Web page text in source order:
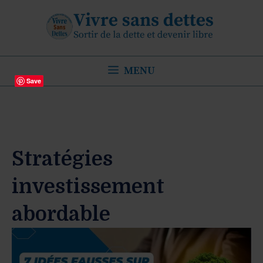
MENU
Stratégies
investissement
abordable
Save